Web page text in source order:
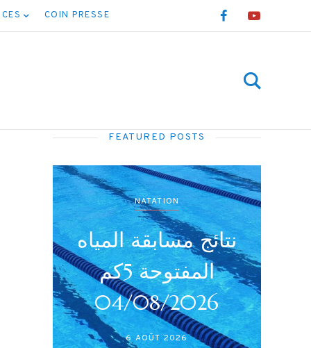
COIN PRESSE
FEATURED POSTS
NATATION
نتائج مسابقة المياه
المفتوحة 5كم
04/08/2026
6 AOÛT 2026